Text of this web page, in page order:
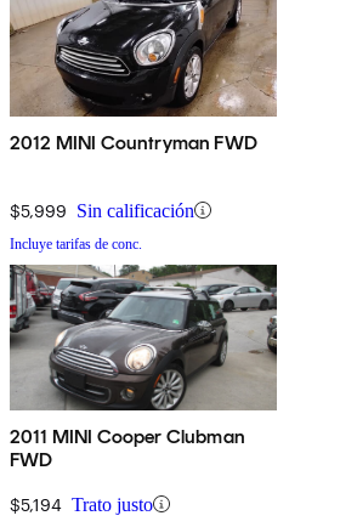
2012 MINI Countryman FWD
$5,999 Sin calificación
Incluye tarifas de conc.
2011 MINI Cooper Clubman
FWD
$5,194 Trato justo